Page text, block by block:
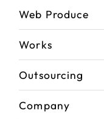
Web Produce
Works
Outsourcing
Company